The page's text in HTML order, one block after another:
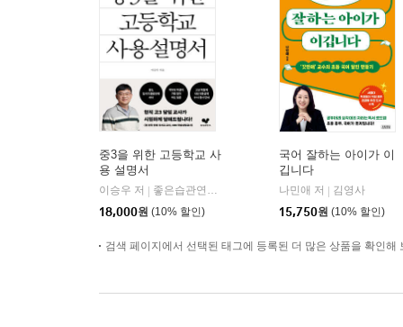
중3을 위한 고등학교 사
용 설명서
이승우 저
좋은습관연구소
18,000원 (10% 할인)
국어 잘하는 아이가 이
깁니다
나민애 저
김영사
15,750원 (10% 할인)
검색 페이지에서 선택된 태그에 등록된 더 많은 상품을 확인해